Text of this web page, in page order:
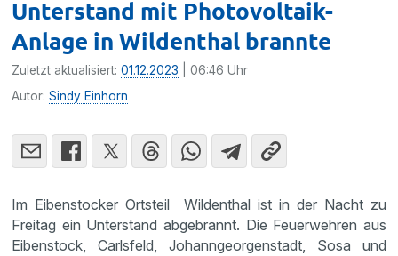
Unterstand mit Photovoltaik-
Anlage in Wildenthal brannte
Zuletzt aktualisiert:01.12.2023 | 06:46 Uhr
Autor:Sindy Einhorn
Im Eibenstocker Ortsteil Wildenthal ist in der Nacht zu
Freitag ein Unterstand abgebrannt. Die Feuerwehren aus
Eibenstock, Carlsfeld, Johanngeorgenstadt, Sosa und